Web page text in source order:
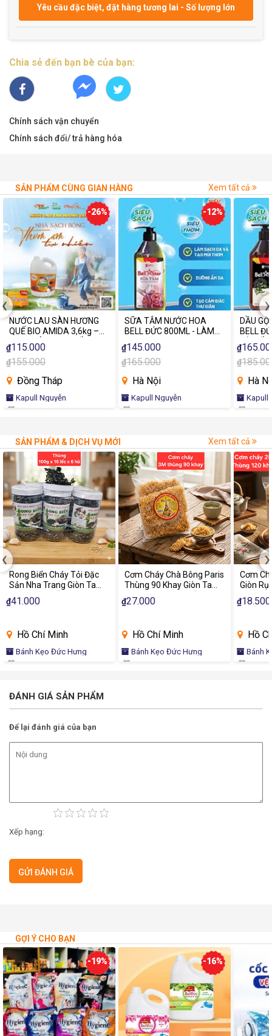
Yêu cầu đặc biệt, đặt hàng tương lai - Số lượng lớn
Chia sẻ đến bạn bè của bạn:
Chính sách vận chuyển
Chính sách đổi/ trả hàng hóa
SẢN PHẨM CÙNG GIAN HÀNG Xem tất cả
-26%
NƯỚC LAU SÀN HƯƠNG
QUẾ BIO AMIDA 3,6kg –
SẠCH SÀN THƠM ẤM,
KHÔNG GIAN DỄ CHỊU
₫115.000
₫155.000
Đồng Tháp
Kapull Nguyễn
-12%
SỮA TẮM NƯỚC HOA
BELL ĐỨC 800ML - LÀM
SẠCH DỊU NHẸ, THƠM
LÂU, CHĂM SÓC LÀN DA
MỖI NGÀY, DƯỠNG ẨM DA,
TOÀN LÀNH TÍNH CHO DA
₫145.000
₫165.000
Hà Nội
Kapull Nguyễn
DẦU
BELL
TỪ
800ML,
TỰ
SẠCH
₫
₫
Hà
Kapull
‹ ›
SẢN PHẨM & DỊCH VỤ MỚI Xem tất cả
Rong Biển Cháy Tỏi Đặc
Sản Nha Trang Giòn Tan
Thơm Ngon Ăn Liền
₫41.000
Hồ Chí Minh
Bánh Kẹo Đức Hưng
Cơm Cháy Chà Bông Paris
Thùng 90 Khay Giòn Tan
Chà Bông Đậm Vị Ăn Vặt
Chính Hãng
₫27.000
Hồ Chí Minh
Bánh Kẹo Đức Hưng
Cơm
Giòn
Khay
Thơm
₫18.500
Hồ
Bánh
‹ ›
ĐÁNH GIÁ SẢN PHẨM
Để lại đánh giá của bạn
Xếp hạng:
GỢI Ý CHO BẠN
-19% -16%